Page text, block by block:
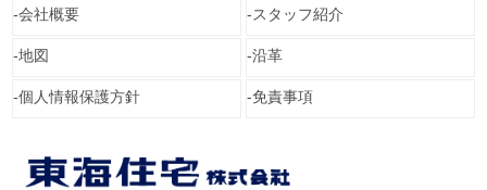
会社概要 スタッフ紹介
地図 沿革
個人情報保護方針 免責事項